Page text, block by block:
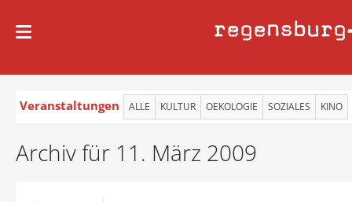
regensburg
Veranstaltungen ALLE KULTUR OEKOLOGIE SOZIALES KINO
Archiv für 11. März 2009